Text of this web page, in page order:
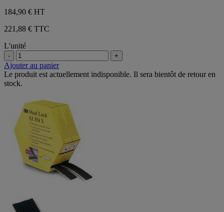
184,90 € HT
221,88 € TTC
L'unité
- +
Ajouter au panier
Le produit est actuellement indisponible. Il sera bientôt de retour en
stock.